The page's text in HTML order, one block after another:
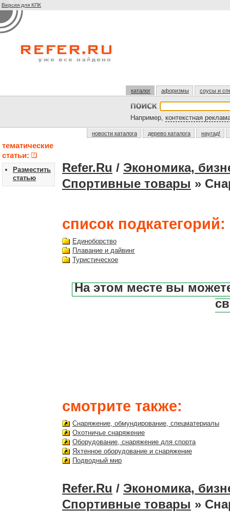
Версия для КПК
каталог афоризмы соусы и
Например, контекстная
новости каталога дерево каталога наугад!
тематические
статьи:
Разместить
статью
Refer.Ru / Экономика,
Спортивные товары »
список подкатегорий:
Единоборство
Плавание и дайвинг
Туристическое
На этом месте вы
смотрите также:
Снаряжение, обмундирование, спецматериалы
Охотничье снаряжение
Оборудование, снаряжение для спорта
Яхтенное оборудование и снаряжение
Подводный мир
Refer.Ru / Экономика,
Спортивные товары »